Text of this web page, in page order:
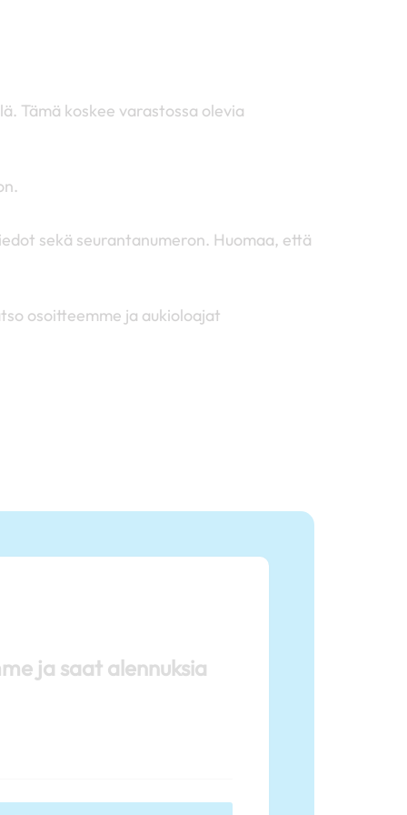
Tämä koskee varastossa olevia
sekä seurantanumeron. Huomaa, että
osoitteemme ja aukioloajat
ja saat alennuksia